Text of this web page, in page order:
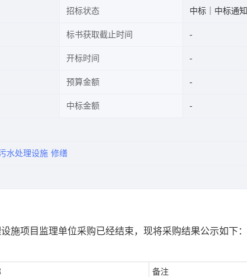
招标状态 中标｜中标通知
标书获取截止时间
开标时间
预算金额
中标金额
水处理设施 修缮
施项目监理单位采购已经结束，现将采购结果公示如下：
备注